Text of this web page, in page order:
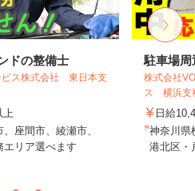
ドの整備士
ビス株式会社 東日本支
上
座間市、綾瀬市、
リア選べます
駐車場周
株式会社
ス 横浜支
日給
神奈川県
港北区・